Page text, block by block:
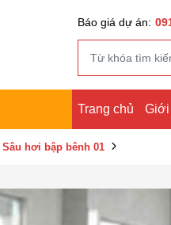
Báo giá dự án:
Trang chủ Giới
Sâu hơi bập bênh 01